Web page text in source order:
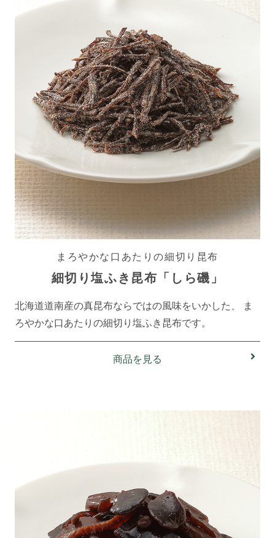
まろやかな口あたりの細切り昆布
細切り塩ふき昆布「しら磯」
北海道道南産の真昆布ならではの風味をいかした、 ま
ろやかな口あたりの細切り塩ふき昆布です。
商品を見る